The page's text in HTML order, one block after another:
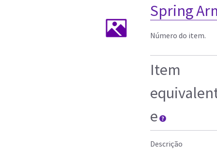
Spring
Número do item.
Item
e
Descrição